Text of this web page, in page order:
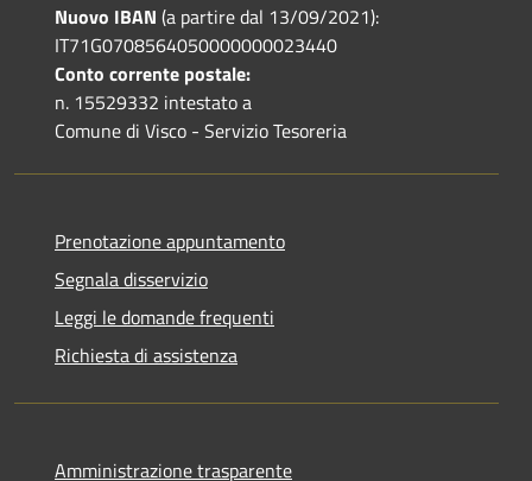
Nuovo IBAN (a partire dal 13/09/2021):
IT71G0708564050000000023440
Conto corrente postale:
n. 15529332 intestato a
Comune di Visco - Servizio Tesoreria
Prenotazione appuntamento
Segnala disservizio
Leggi le domande frequenti
Richiesta di assistenza
Amministrazione trasparente